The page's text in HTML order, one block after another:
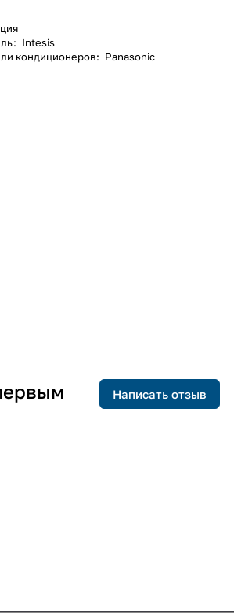
: Intesis
кондиционеров: Panasonic
Написать отзыв